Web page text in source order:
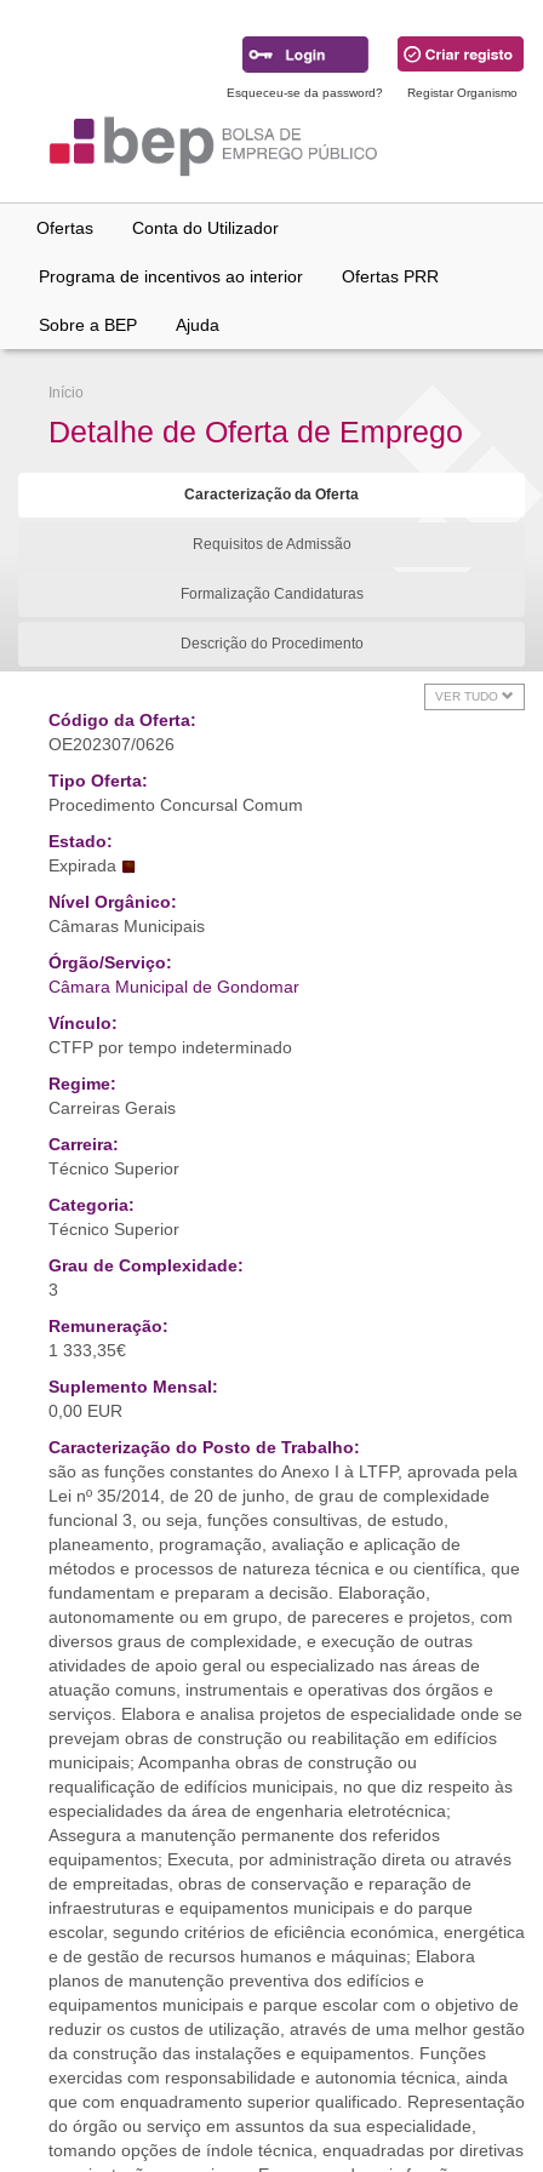
Esqueceu-se da password? Registar Organismo
Ofertas Conta do Utilizador
Programa de incentivos ao interior Ofertas PRR
Sobre a BEP Ajuda
Início
Detalhe de Oferta de Emprego
Caracterização da Oferta
Requisitos de Admissão
Formalização Candidaturas
Descrição do Procedimento
VER TUDO
Código da Oferta:
OE202307/0626
Tipo Oferta:
Procedimento Concursal Comum
Estado:
Expirada
Nível Orgânico:
Câmaras Municipais
Órgão/Serviço:
Câmara Municipal de Gondomar
Vínculo:
CTFP por tempo indeterminado
Regime:
Carreiras Gerais
Carreira:
Técnico Superior
Categoria:
Técnico Superior
Grau de Complexidade:
3
Remuneração:
1 333,35€
Suplemento Mensal:
0,00 EUR
Caracterização do Posto de Trabalho:
são as funções constantes do Anexo I à LTFP, aprovada pela
Lei nº 35/2014, de 20 de junho, de grau de complexidade
funcional 3, ou seja, funções consultivas, de estudo,
planeamento, programação, avaliação e aplicação de
métodos e processos de natureza técnica e ou científica, que
fundamentam e preparam a decisão. Elaboração,
autonomamente ou em grupo, de pareceres e projetos, com
diversos graus de complexidade, e execução de outras
atividades de apoio geral ou especializado nas áreas de
atuação comuns, instrumentais e operativas dos órgãos e
serviços. Elabora e analisa projetos de especialidade onde se
prevejam obras de construção ou reabilitação em edifícios
municipais; Acompanha obras de construção ou
requalificação de edifícios municipais, no que diz respeito às
especialidades da área de engenharia eletrotécnica;
Assegura a manutenção permanente dos referidos
equipamentos; Executa, por administração direta ou através
de empreitadas, obras de conservação e reparação de
infraestruturas e equipamentos municipais e do parque
escolar, segundo critérios de eficiência económica, energética
e de gestão de recursos humanos e máquinas; Elabora
planos de manutenção preventiva dos edifícios e
equipamentos municipais e parque escolar com o objetivo de
reduzir os custos de utilização, através de uma melhor gestão
da construção das instalações e equipamentos. Funções
exercidas com responsabilidade e autonomia técnica, ainda
que com enquadramento superior qualificado. Representação
do órgão ou serviço em assuntos da sua especialidade,
tomando opções de índole técnica, enquadradas por diretivas